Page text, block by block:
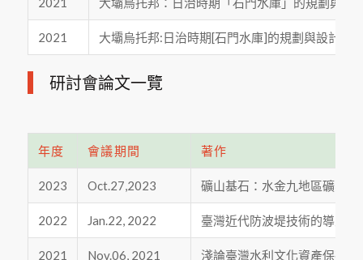
2021 大壩烏托邦:日治時期[石門水庫]的規劃與設計, 臺
研討會論文一覽
年度 會議期間 著作
2023 Oct.27,2023 礦山基石：水金九地區礦業
2022 Jan.22, 2022 臺灣近代防波堤技術的導入與
2021 Nov.06, 2021 淺論臺灣水利文化資產保存